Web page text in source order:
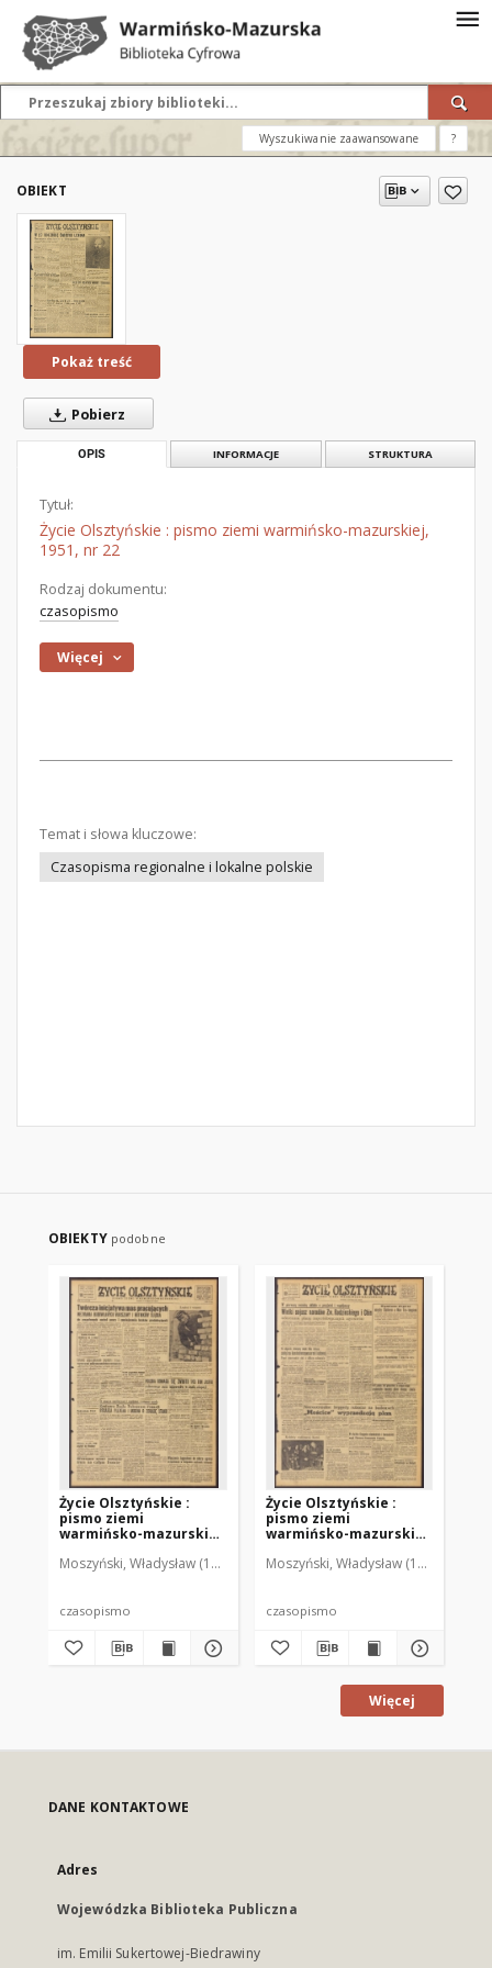
Wyszukiwanie zaawansowane ?
OBIEKT
Pokaż treść
Pobierz
OPIS INFORMACJE STRUKTURA
Tytuł:
Życie Olsztyńskie : pismo ziemi warmińsko-mazurskiej,
1951, nr 22
Rodzaj dokumentu:
czasopismo
Więcej
Temat i słowa kluczowe:
Czasopisma regionalne i lokalne polskie
OBIEKTY podobne
Życie Olsztyńskie :
pismo ziemi
warmińsko-mazurskiej,
Moszyński, Władysław (1922-2001). Red. Mroczkowski, Włodzimierz
czasopismo
Życie Olsztyńskie :
pismo ziemi
warmińsko-mazurskiej,
Moszyński, Władysław (1922-2001).
czasopismo
Więcej
DANE KONTAKTOWE
Adres
Wojewódzka Biblioteka Publiczna
im. Emilii Sukertowej-Biedrawiny